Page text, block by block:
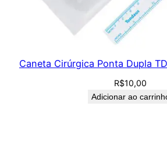
Caneta Cirúrgica Ponta Dupla
R$10,00
Adicionar ao